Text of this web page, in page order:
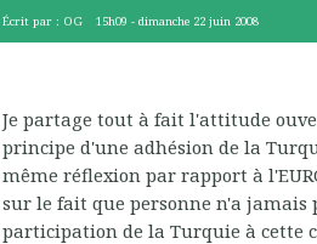
Écrit par : OG 15h09 -dimanche 22 juin 2008
Je partage tout à fait l'attitude
principe d'une adhésion de la
même réflexion par rapport à
sur le fait que personne n'a jamais
participation de la Turquie à cette